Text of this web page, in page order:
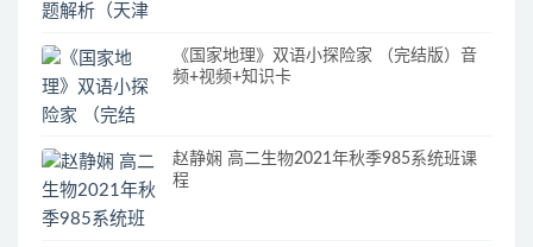
《国家地理》双语小探险家 （完结版）音
频+视频+知识卡
赵静娴 高二生物2021年秋季985系统班课
程